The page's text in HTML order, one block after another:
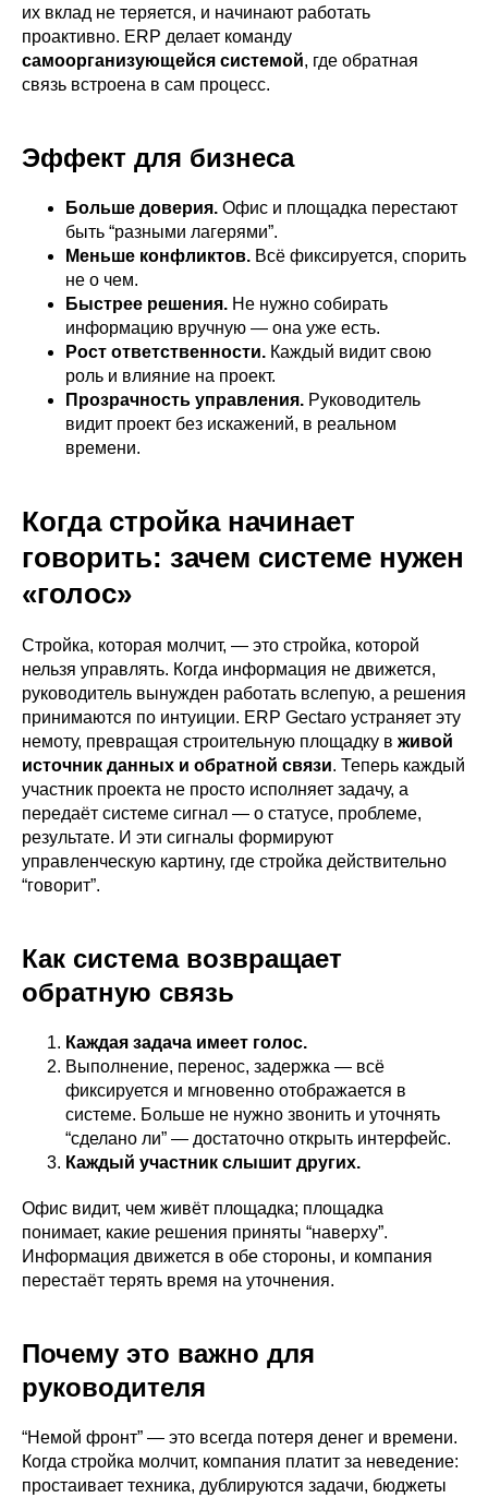
их вклад не теряется, и начинают работать
проактивно. ERP делает команду
самоорганизующейся системой, где обратная
связь встроена в сам процесс.
Эффект для бизнеса
Больше доверия. Офис и площадка перестают
быть “разными лагерями”.
Меньше конфликтов. Всё фиксируется, спорить
не о чем.
Быстрее решения. Не нужно собирать
информацию вручную — она уже есть.
Рост ответственности. Каждый видит свою
роль и влияние на проект.
Прозрачность управления. Руководитель
видит проект без искажений, в реальном
времени.
Когда стройка начинает
говорить: зачем системе нужен
«голос»
Стройка, которая молчит, — это стройка, которой
нельзя управлять. Когда информация не движется,
руководитель вынужден работать вслепую, а решения
принимаются по интуиции. ERP Gectaro устраняет эту
немоту, превращая строительную площадку в живой
источник данных и обратной связи. Теперь каждый
участник проекта не просто исполняет задачу, а
передаёт системе сигнал — о статусе, проблеме,
результате. И эти сигналы формируют
управленческую картину, где стройка действительно
“говорит”.
Как система возвращает
обратную связь
Каждая задача имеет голос.
Выполнение, перенос, задержка — всё
фиксируется и мгновенно отображается в
системе. Больше не нужно звонить и уточнять
“сделано ли” — достаточно открыть интерфейс.
Каждый участник слышит других.
Офис видит, чем живёт площадка; площадка
понимает, какие решения приняты “наверху”.
Информация движется в обе стороны, и компания
перестаёт терять время на уточнения.
Почему это важно для
руководителя
“Немой фронт” — это всегда потеря денег и времени.
Когда стройка молчит, компания платит за неведение:
простаивает техника, дублируются задачи, бюджеты